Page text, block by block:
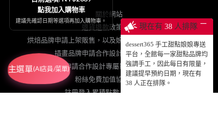
現在有 38 人排隊 ─
dessert365 手工甜點娘娘專送
平台，全館每一家甜點品牌均
強調手工，因此每日有限量，
建議提早預約日期，現在有
38 人正在排隊。
關於網站
退貨退款政策契約
烘焙品牌申請上架販售，以及娘娘專送、動蛋糕授權等
插畫品牌申請合作設計手工甜點販售
網紅申請合作設計專屬影片動蛋糕販售
粉絲免費加值協力網站
註冊登入累積點數、查詢訂單
點我加入購物車
建議先確認日期等選項再加入購物車。
主選單(AI店員/菜單)